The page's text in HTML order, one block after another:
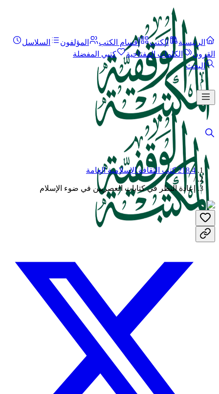
الرئيسية الكتب أقسام الكتب المؤلفون
السلاسل
القرون
الكلمات المفتاحية
كتبي المفضلة
البحث
218.4 كتب الثقافة الإسلامية العامة
/
إعادة النظر في كتابات العصريين في ضوء الإسلام